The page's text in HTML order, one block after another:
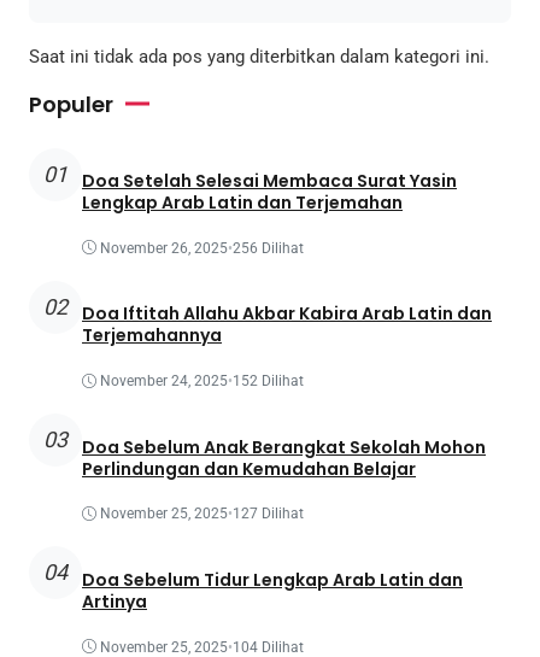
Saat ini tidak ada pos yang diterbitkan dalam kategori ini.
Populer
01
Doa Setelah Selesai Membaca Surat Yasin
Lengkap Arab Latin dan Terjemahan
November 26, 2025•256 Dilihat
02
Doa Iftitah Allahu Akbar Kabira Arab Latin dan
Terjemahannya
November 24, 2025•152 Dilihat
03
Doa Sebelum Anak Berangkat Sekolah Mohon
Perlindungan dan Kemudahan Belajar
November 25, 2025•127 Dilihat
04
Doa Sebelum Tidur Lengkap Arab Latin dan
Artinya
November 25, 2025•104 Dilihat